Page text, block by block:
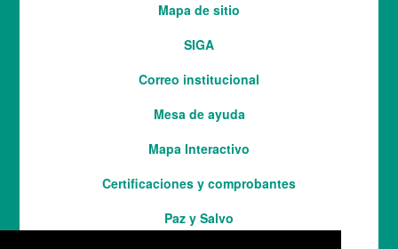
Mapa de sitio
SIGA
Correo institucional
Mesa de ayuda
Mapa Interactivo
ServicesCertificaciones y comprobantes
Paz y Salvo